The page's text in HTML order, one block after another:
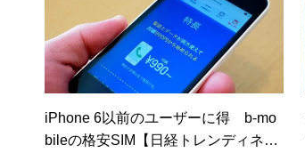
iPhone 6以前のユーザーに得 b-mo
bileの格安SIM【日経トレンディネッ